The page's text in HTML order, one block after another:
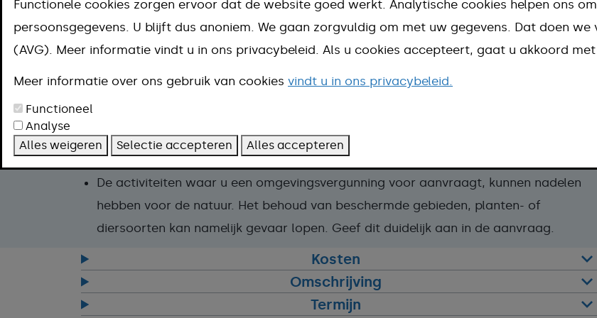
Omgevingsloket en vraag daar de vergunning aan als dit nodig is.
Online regelen
Aanpak
Zo vraagt u een omgevingsvergunning aan:
Ga naar hetOmgevingsloket.
Doe de vergunningcheck. U kunt de vergunning meteen aanvragen.
De activiteiten waar u een omgevingsvergunning voor aanvraagt, kunnen nadelen
hebben voor de natuur. Het behoud van beschermde gebieden, planten- of
diersoorten kan namelijk gevaar lopen. Geef dit duidelijk aan in de aanvraag.
Kosten
Omschrijving
Termijn
Functionele cookies zorgen ervoor dat de website goed werkt. Analytische cookies helpen ons
persoonsgegevens. U blijft dus anoniem. We gaan zorgvuldig om met uw gegevens. Dat doen
(AVG). Meer informatie vindt u in ons privacybeleid. Als u cookies accepteert, gaat u akkoord met
Meer informatie over ons gebruik van cookies vindt u in ons privacybeleid.
Functioneel
Analyse
Alles weigeren
Selectie accepteren Alles accepteren